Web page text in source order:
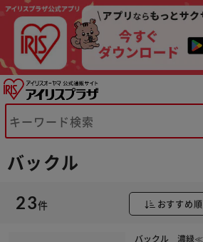
バックル
23件 おすすめ順
バックル 濃緑
※ご確認ください